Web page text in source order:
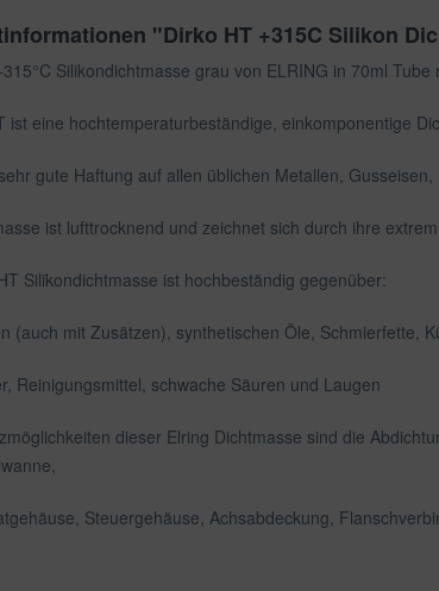
"Dirko HT +315C Silikon
Silikondichtmasse grau von ELRING in 70ml Tube
eine hochtemperaturbeständige, einkomponentige
gute Haftung auf allen üblichen Metallen,
ist lufttrocknend und zeichnet sich durch ihre
Silikondichtmasse ist hochbeständig gegenüber:
(auch mit Zusätzen), synthetischen Öle, Schmierfette,
Reinigungsmittel, schwache Säuren und Laugen
dieser Elring Dichtmasse sind die
Steuergehäuse, Achsabdeckung,